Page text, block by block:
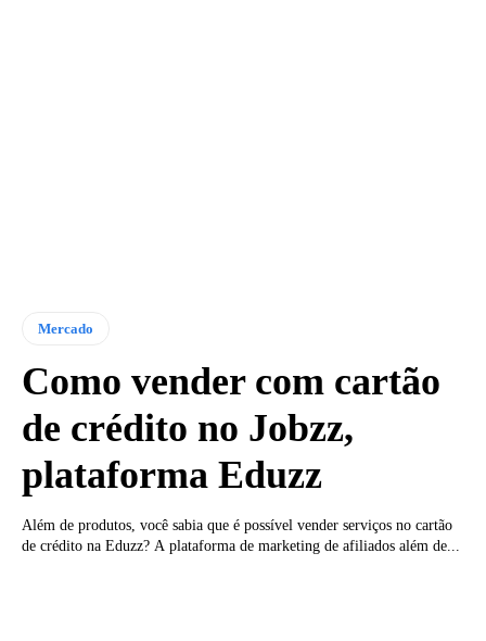
Mercado
Como vender com cartão
de crédito no Jobzz,
plataforma Eduzz
Além de produtos, você sabia que é possível vender serviços no cartão
de crédito na Eduzz? A plataforma de marketing de afiliados além de...